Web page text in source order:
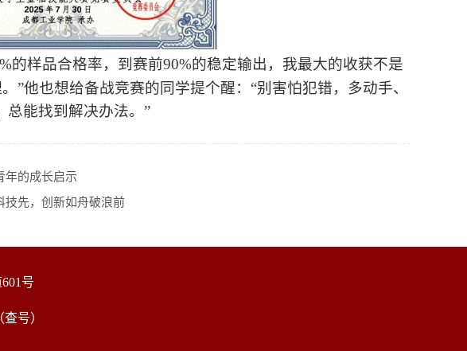
的样品合格率，到赛前90%的稳定输出，我最大的收获不是
”他也想给备战竞赛的同学提个醒：“别害怕犯错，多动手、
总能找到解决办法。”
年的成长启示
技先，创新如舟破浪前
号
号）